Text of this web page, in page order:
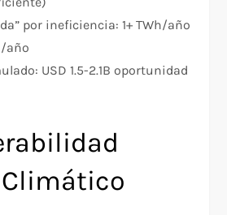
por ineficiencia: 1+ TWh/año
año
USD 1.5-2.1B oportunidad